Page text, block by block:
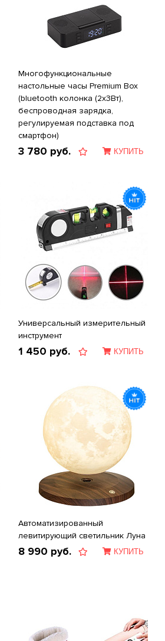
Многофункциональные
настольные часы Premium Box
(bluetooth колонка (2x3Вт),
беспроводная зарядка,
регулируемая подставка под
смартфон)
3 780 руб. КУПИТЬ
Универсальный измерительный
инструмент
1 450 руб. КУПИТЬ
Автоматизированный
левитирующий светильник Луна
8 990 руб. КУПИТЬ